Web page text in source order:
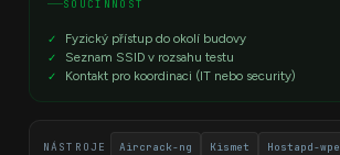
SOUČINNOST
Fyzický přístup do okolí budovy
Seznam SSID v rozsahu testu
Kontakt pro koordinaci (IT nebo security)
NÁSTROJE Aircrack-ng Kismet Hostapd-wpe